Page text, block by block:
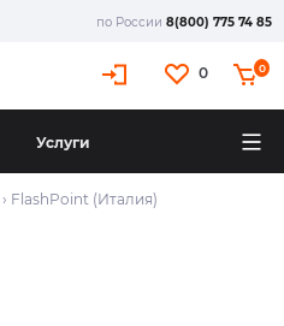
по России 8(800) 775 74 85
0 0
Услуги
› FlashPoint (Италия)